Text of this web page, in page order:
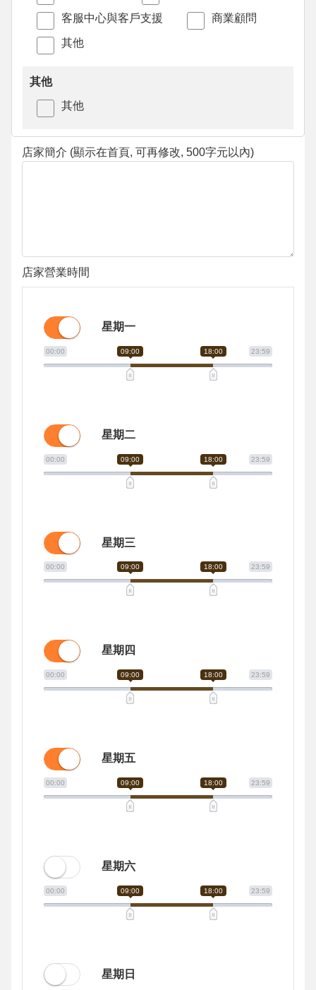
客服中心與客戶支援 商業顧問
其他
其他
其他
店家簡介 (顯示在首頁, 可再修改, 500字元以內)
店家營業時間
星期一
00:00 23:59
09:00 18:00
星期二
00:00 23:59
09:00 18:00
星期三
00:00 23:59
09:00 18:00
星期四
00:00 23:59
09:00 18:00
星期五
00:00 23:59
09:00 18:00
星期六
00:00 23:59
09:00 18:00
星期日